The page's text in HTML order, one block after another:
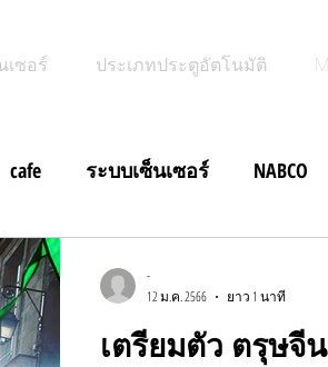
เซอร์ ประเภทประตูอัตโนมัติ
cafe ระบบเซ็นเซอร์ NABCO
ตโนมัติบานสวิง
มัติบานสวิง ข่าวสั้น M Search
เตรียมตัว ตรุษจี
-
12 ม.ค. 2566
ยาว 1 นาที